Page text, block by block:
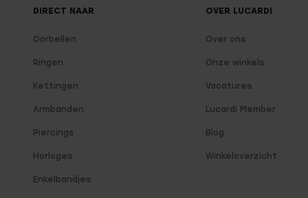
DIRECT NAAR
Oorbellen
Ringen
Kettingen
Armbanden
Piercings
Horloges
Enkelbandjes
OVER LUCARDI
Over ons
Onze winkels
Vacatures
Lucardi Member
Blog
Winkeloverzicht